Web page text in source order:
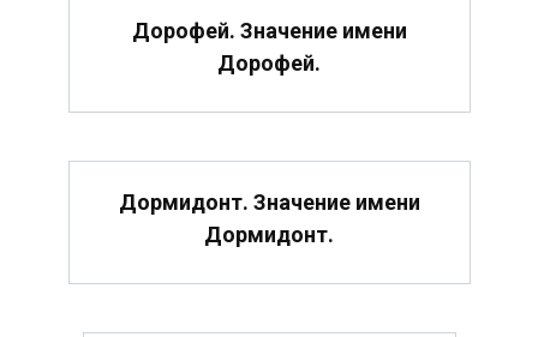
Дорофей. Значение имени
Дорофей.
Дормидонт. Значение имени
Дормидонт.